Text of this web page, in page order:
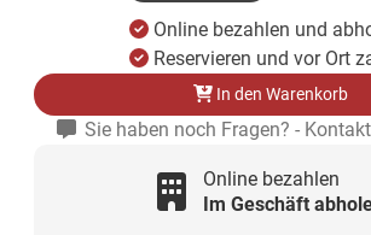
Online bezahlen und
Reservieren und vor Ort
In den Warenkorb
Sie haben noch Fragen? -
Online bezahlen
Im Geschäft